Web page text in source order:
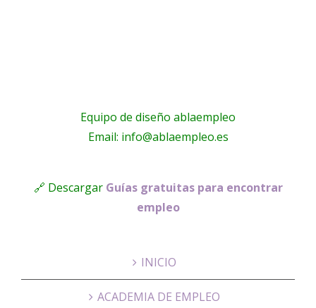
Equipo de diseño ablaempleo
Email: info@ablaempleo.es
🔗 Descargar Guías gratuitas para encontrar
empleo
INICIO
ACADEMIA DE EMPLEO